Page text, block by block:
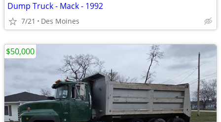
Dump Truck - Mack - 1992
7/21 Des Moines
$50,000